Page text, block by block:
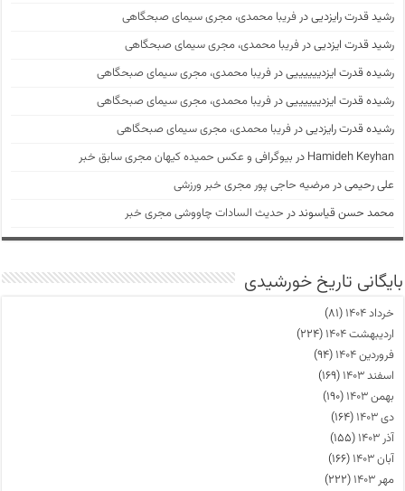
رشید قدرت رایزدییدرفریبا محمدی، مجری سیمای صبحگاهی
رشید قدرت ایزدییدرفریبا محمدی، مجری سیمای صبحگاهی
رشیده قدرت ایزدیییییییدرفریبا محمدی، مجری سیمای صبحگاهی
رشیده قدرت ایزدیییییییدرفریبا محمدی، مجری سیمای صبحگاهی
رشیده قدرت رایزدییدرفریبا محمدی، مجری سیمای صبحگاهی
Hamideh Keyhan در بیوگرافی و عکس حمیده کیهان مجری سابق خبر
علی رحیمیدرمرضیه حاجی پور مجری خبر ورزشی
محمد حسن قیاسونددر حدیث السادات چاووشی مجری خبر
بایگانی تاریخ خورشیدی
خرداد ۱۴۰۴
(۸۱)
اردیبهشت ۱۴۰۴
(۲۲۴)
فروردین ۱۴۰۴
(۹۴)
اسفند ۱۴۰۳
(۱۶۹)
بهمن ۱۴۰۳
(۱۹۰)
دی ۱۴۰۳
(۱۶۴)
آذر ۱۴۰۳
(۱۵۵)
آبان ۱۴۰۳
(۱۶۶)
مهر ۱۴۰۳
(۲۲۲)